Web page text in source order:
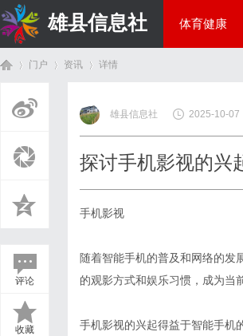
雄县信息社 体育健康
门户 资讯
›
详情
评论
收藏
雄县信息社 2025-10-07
探讨手机影视的兴
手机影视
随着智能手机的普及和网络的发
的观影方式和娱乐习惯，成为当
手机影视的兴起得益于智能手机